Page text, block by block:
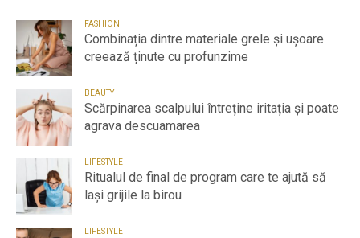
FASHION
Combinația dintre materiale grele și ușoare
creează ținute cu profunzime
BEAUTY
Scărpinarea scalpului întreține iritația și poate
agrava descuamarea
LIFESTYLE
Ritualul de final de program care te ajută să
lași grijile la birou
LIFESTYLE